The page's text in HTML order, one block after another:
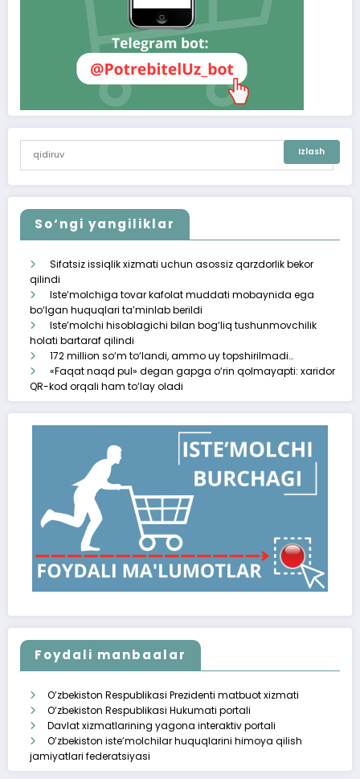
So‘ngi yangiliklar
Sifatsiz issiqlik xizmati uchun asossiz qarzdorlik bekor
qilindi
Iste’molchiga tovar kafolat muddati mobaynida ega
bo‘lgan huquqlari ta’minlab berildi
Iste’molchi hisoblagichi bilan bog‘liq tushunmovchilik
holati bartaraf qilindi
172 million so‘m to‘landi, ammo uy topshirilmadi…
«Faqat naqd pul» degan gapga o‘rin qolmayapti: xaridor
QR-kod orqali ham to‘lay oladi
Foydali manbaalar
O’zbekiston Respublikasi Prezidenti matbuot xizmati
O‘zbekiston Respublikasi Hukumati portali
Davlat xizmatlarining yagona interaktiv portali
O’zbekiston iste’molchilar huquqlarini himoya qilish
jamiyatlari federatsiyasi